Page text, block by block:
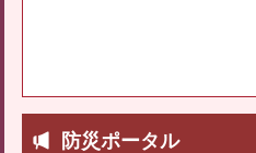
防災ポータル